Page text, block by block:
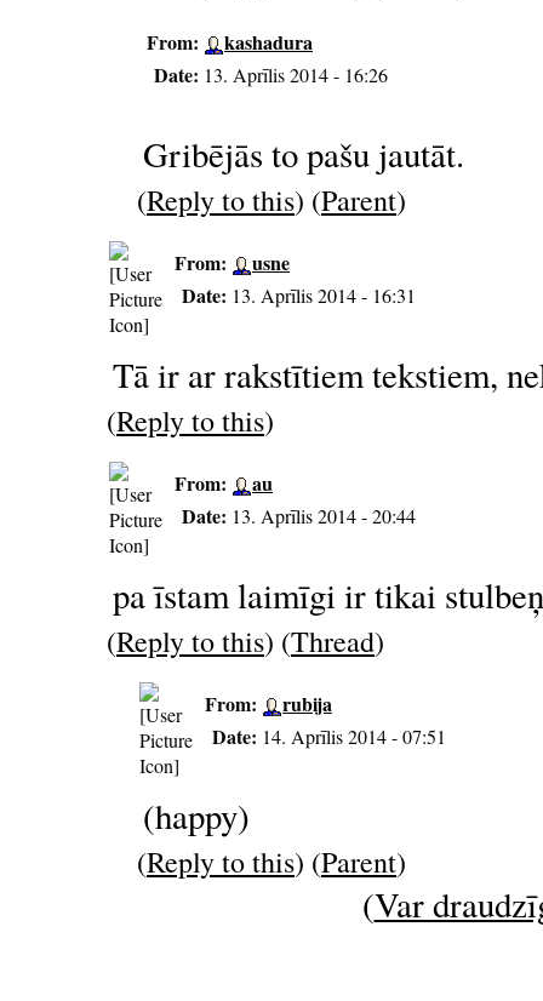
From:
kashadura
Date: 13. Aprīlis 2014 - 16:26
Gribējās to pašu jautāt.
(Reply to this) (Parent)
From:
usne
Date: 13. Aprīlis 2014 - 16:31
Tā ir ar rakstītiem tekstiem,
(Reply to this)
From:
au
Date: 13. Aprīlis 2014 - 20:44
pa īstam laimīgi ir tikai
(Reply to this) (Thread)
From:
rubija
Date: 14. Aprīlis 2014 - 07:51
(happy)
(Reply to this) (Parent)
(Var